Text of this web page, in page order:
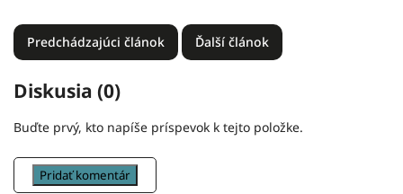
Predchádzajúci článok Ďalší článok
Diskusia (0)
Buďte prvý, kto napíše príspevok k tejto položke.
Pridať komentár